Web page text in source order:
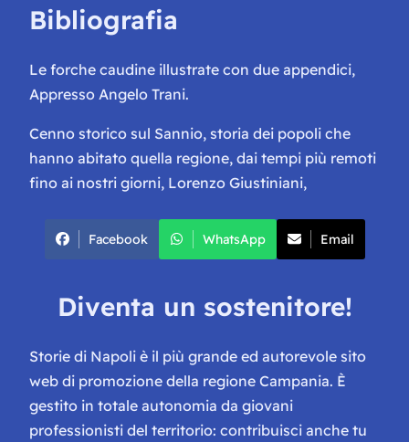
Bibliografia
Le forche caudine illustrate con due appendici,
Appresso Angelo Trani.
Cenno storico sul Sannio, storia dei popoli che
hanno abitato quella regione, dai tempi più remoti
fino ai nostri giorni, Lorenzo Giustiniani,
Facebook WhatsApp Email
Diventa un sostenitore!
Storie di Napoli è il più grande ed autorevole sito
web di promozione della regione Campania. È
gestito in totale autonomia da giovani
professionisti del territorio: contribuisci anche tu